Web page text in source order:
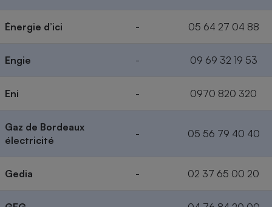
Énergie d’ici - 05 64 27 04 88
Engie - 09 69 32 19 53
Eni - 0970 820 320
Gaz de Bordeaux
électricité
- 05 56 79 40 40
Gedia - 02 37 65 00 20